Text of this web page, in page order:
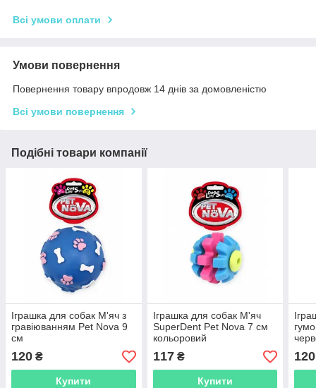
Всі умови оплати
Умови повернення
Повернення товару впродовж 14 днів за домовленістю
Всі умови повернення
Подібні товари компанії
Іграшка для собак М'яч з
гравіюванням Pet Nova 9
см
120 ₴
Купити
Іграшка для собак М'яч
SuperDent Pet Nova 7 см
кольоровий
117₴
Купити
120